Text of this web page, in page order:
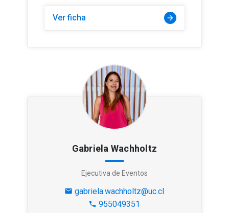
Ver ficha arrow_forward
Gabriela Wachholtz
Ejecutiva de Eventos
mail gabriela.wachholtz@uc.cl
phone 955049351